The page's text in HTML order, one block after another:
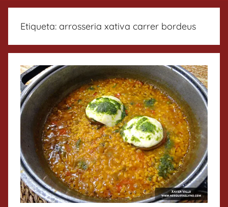
Etiqueta: arrosseria xativa carrer bordeus